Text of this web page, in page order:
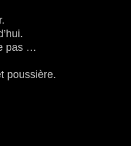
pas …
poussière.